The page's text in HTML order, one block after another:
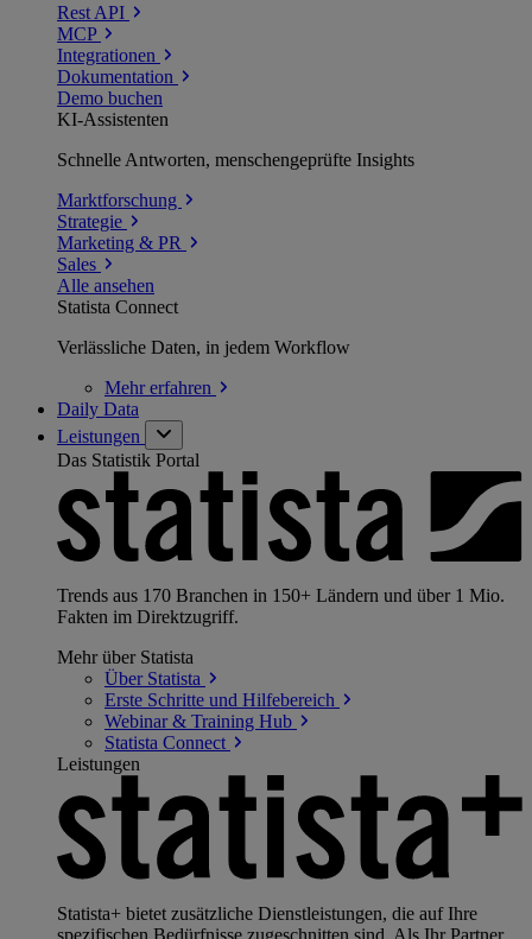
Rest API
MCP
Integrationen
Dokumentation
Demo buchen
KI-Assistenten
Schnelle Antworten, menschengeprüfte Insights
Marktforschung
Strategie
Marketing & PR
Sales
Alle ansehen
Statista Connect
Verlässliche Daten, in jedem Workflow
Mehrerfahren
Daily Data
Leistungen
Das Statistik Portal
Trends aus 170 Branchen in 150+ Ländern und über 1 Mio.
Fakten im Direktzugriff.
Mehr über Statista
Über Statista
Erste Schritte und Hilfebereich
Webinar & Training Hub
Statista Connect
Leistungen
Statista+ bietet zusätzliche Dienstleistungen, die auf Ihre
spezifischen Bedürfnisse zugeschnitten sind. Als Ihr Partner